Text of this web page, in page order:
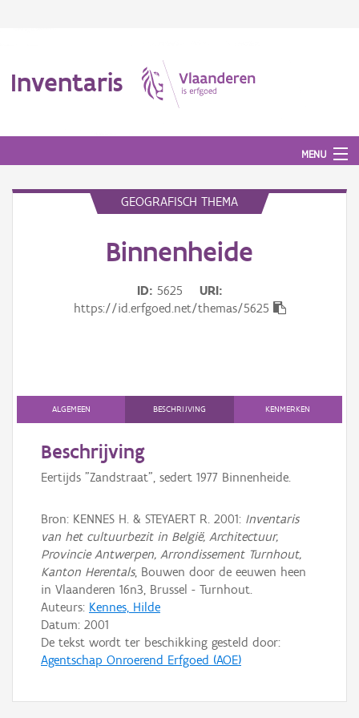
Inventaris
MENU
Persoon of collectief
GEOGRAFISCH THEMA
Binnenheide
ID 5625
URI
https://id.erfgoed.net/themas/5625
ALGEMEEN BESCHRIJVING KENMERKEN
Beschrijving
Eertijds "Zandstraat", sedert 1977 Binnenheide.
Bron: KENNES H. & STEYAERT R. 2001: Inventaris
van het cultuurbezit in België, Architectuur,
Provincie Antwerpen, Arrondissement Turnhout,
Kanton Herentals, Bouwen door de eeuwen heen
in Vlaanderen 16n3, Brussel - Turnhout.
Auteurs: Kennes, Hilde
Datum: 2001
De tekst wordt ter beschikking gesteld door:
Agentschap Onroerend Erfgoed (AOE)